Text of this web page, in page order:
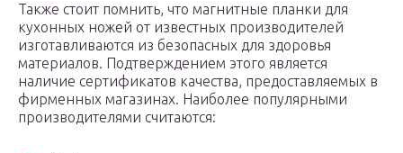
Также стоит помнить, что магнитные планки для
кухонных ножей от известных производителей
изготавливаются из безопасных для здоровья
материалов. Подтверждением этого является
наличие сертификатов качества, предоставляемых в
фирменных магазинах. Наиболее популярными
производителями считаются: